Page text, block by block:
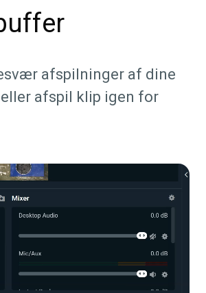
afspilninger af dine
afspil klip igen for